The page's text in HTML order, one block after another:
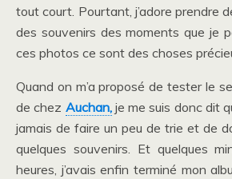
tout court. Pourtant, j’adore prendre
des souvenirs des moments que je
ces photos ce sont des choses
Quand on m’a proposé de tester le
de chez Auchan,je me suis donc dit
jamais de faire un peu de trie et de
quelques souvenirs. Et quelques
heures, j’avais enfin terminé mon